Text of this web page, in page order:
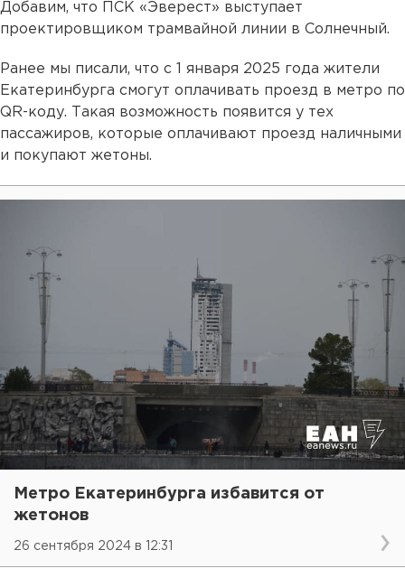
Добавим, что ПСК «Эверест» выступает
проектировщиком трамвайной линии в Солнечный.
Ранее мы писали, что с 1 января 2025 года жители
Екатеринбурга смогут оплачивать проезд в метро по
QR-коду. Такая возможность появится у тех
пассажиров, которые оплачивают проезд наличными
и покупают жетоны.
Метро Екатеринбурга избавится от
жетонов
26 сентября 2024 в 12:31